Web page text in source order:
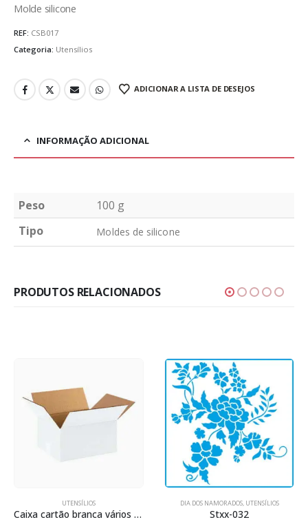
Molde silicone
REF: CSB017
Categoria: Utensílios
ADICIONAR A LISTA DE DESEJOS
INFORMAÇÃO ADICIONAL
Peso
100 g
Tipo
Moldes de silicone
PRODUTOS RELACIONADOS
UTENSÍLIOS
Caixa cartão branca vários tamanhos
DIA DOS NAMORADOS,UTENSÍLIOS
Stxx-032